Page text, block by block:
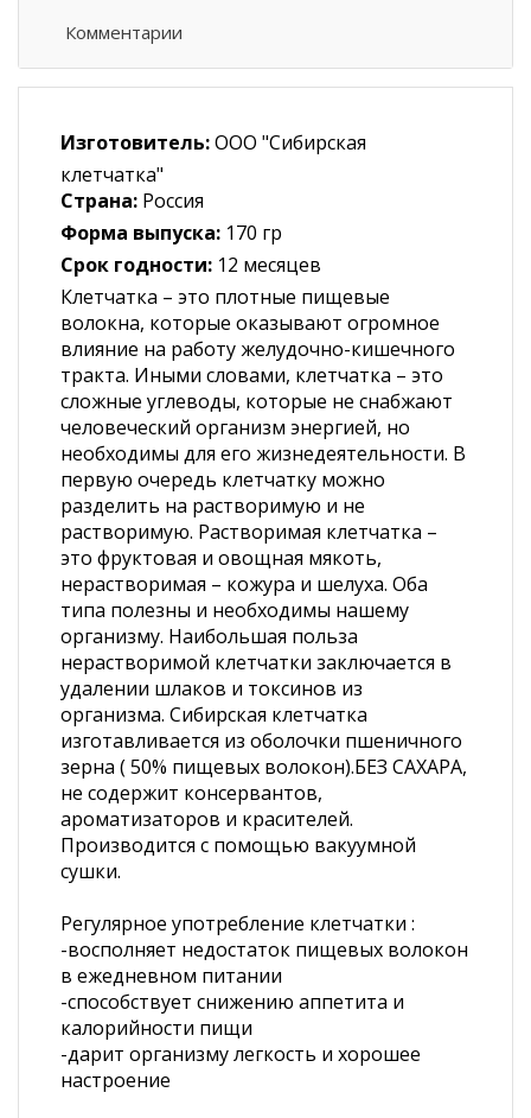
Комментарии
Изготовитель:ООО "Сибирская
клетчатка"
Страна: Россия
Форма выпуска: 170 гр
Срок годности: 12 месяцев
Клетчатка – это плотные пищевые
волокна, которые оказывают огромное
влияние на работу желудочно-кишечного
тракта. Иными словами, клетчатка – это
сложные углеводы, которые не снабжают
человеческий организм энергией, но
необходимы для его жизнедеятельности. В
первую очередь клетчатку можно
разделить на растворимую и не
растворимую. Растворимая клетчатка –
это фруктовая и овощная мякоть,
нерастворимая – кожура и шелуха. Оба
типа полезны и необходимы нашему
организму. Наибольшая польза
нерастворимой клетчатки заключается в
удалении шлаков и токсинов из
организма. Сибирская клетчатка
изготавливается из оболочки пшеничного
зерна ( 50% пищевых волокон).БЕЗ САХАРА,
не содержит консервантов,
ароматизаторов и красителей.
Производится с помощью вакуумной
сушки.
Регулярное употребление клетчатки :
-восполняет недостаток пищевых волокон
в ежедневном питании
-способствует снижению аппетита и
калорийности пищи
-дарит организму легкость и хорошее
настроение